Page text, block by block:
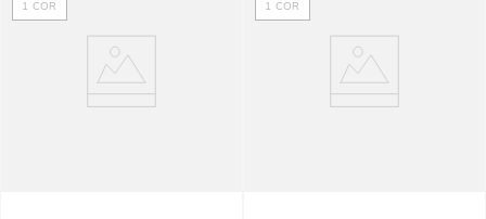
1 COR 1 COR